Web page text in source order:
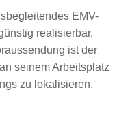
EMV-
realisierbar,
ist der
seinem Arbeitsplatz
zu lokalisieren.